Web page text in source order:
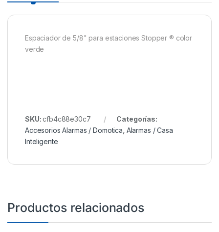
Espaciador de 5/8" para estaciones Stopper ® color
verde
SKU:cfb4c88e30c7
Categorías:
Accesorios Alarmas / Domotica Alarmas / Casa
Inteligente
Productos relacionados